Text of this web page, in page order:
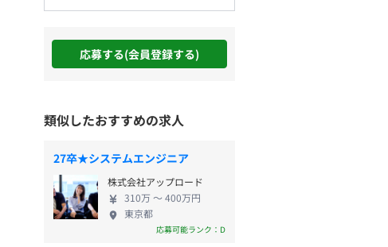
応募する(会員登録する)
類似したおすすめの求人
27卒★システムエンジニア
株式会社アップロード
310万 〜 400万円
東京都
応募可能ランク：D